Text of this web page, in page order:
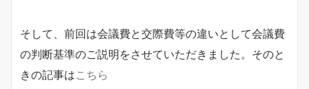
そして、前回は会議費と交際費等の違いとして会議費
の判断基準のご説明をさせていただきました。そのと
きの記事はこちら